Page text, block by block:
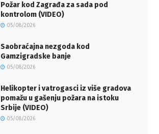
Požar kod Zagrađa za sada pod
kontrolom (VIDEO)
05/08/2026
Saobraćajna nezgoda kod
Gamzigradske banje
05/08/2026
Helikopter i vatrogasci iz više gradova
pomažu u gašenju požara na istoku
Srbije (VIDEO)
05/08/2026